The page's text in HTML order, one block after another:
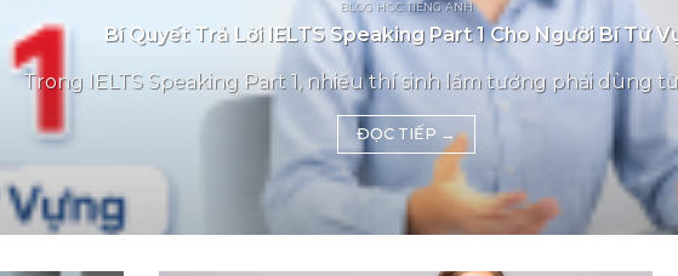
BLOG HỌC TIẾNG ANH
Bí Quyết Trả Lời IELTS Speaking Part 1 Cho Người Bí Từ
Trong IELTS Speaking Part 1, nhiều thí sinh lầm tưởng phải dùng
ĐỌC TIẾP →